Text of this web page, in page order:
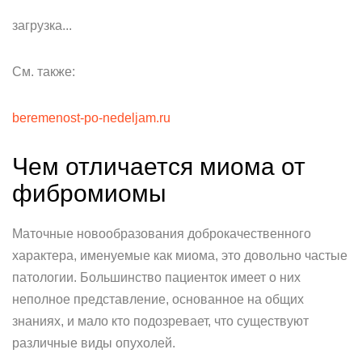
загрузка...
См. также:
beremenost-po-nedeljam.ru
Чем отличается миома от
фибромиомы
Маточные новообразования доброкачественного
характера, именуемые как миома, это довольно частые
патологии. Большинство пациенток имеет о них
неполное представление, основанное на общих
знаниях, и мало кто подозревает, что существуют
различные виды опухолей.